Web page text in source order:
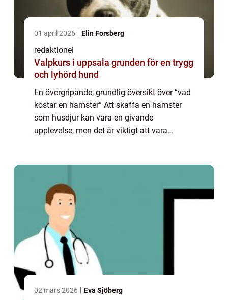
01 april 2026 Elin Forsberg
redaktionel
Valpkurs i uppsala grunden för en trygg
och lyhörd hund
En övergripande, grundlig översikt över ”vad
kostar en hamster” Att skaffa en hamster
som husdjur kan vara en givande
upplevelse, men det är viktigt att vara
02 mars 2026 Eva Sjöberg